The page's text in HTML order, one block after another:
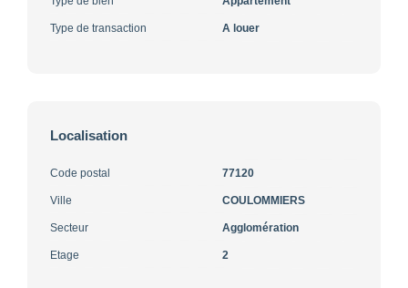
Type de transaction A louer
Localisation
Code postal 77120
Ville COULOMMIERS
Secteur Agglomération
Etage 2